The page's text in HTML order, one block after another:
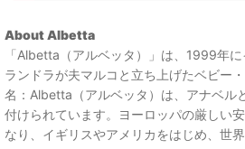
About Albetta
「Albetta（アルベッタ）」は、1999年
ランドラが夫マルコと立ち上げたベビー
名：Albetta（アルベッタ）は、アナベル
付けられています。ヨーロッパの厳しい
なり、イギリスやアメリカをはじめ、世